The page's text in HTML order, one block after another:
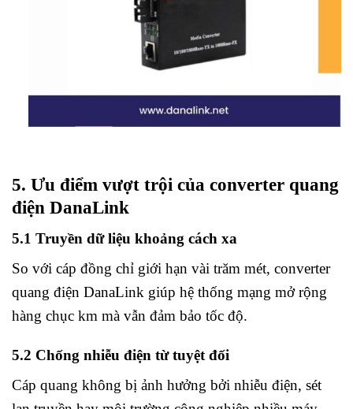
5. Ưu điểm vượt trội của converter quang
điện DanaLink
5.1 Truyền dữ liệu khoảng cách xa
So với cáp đồng chỉ giới hạn vài trăm mét, converter
quang điện DanaLink giúp hệ thống mạng mở rộng
hàng chục km mà vẫn đảm bảo tốc độ.
5.2 Chống nhiễu điện từ tuyệt đối
Cáp quang không bị ảnh hưởng bởi nhiễu điện, sét